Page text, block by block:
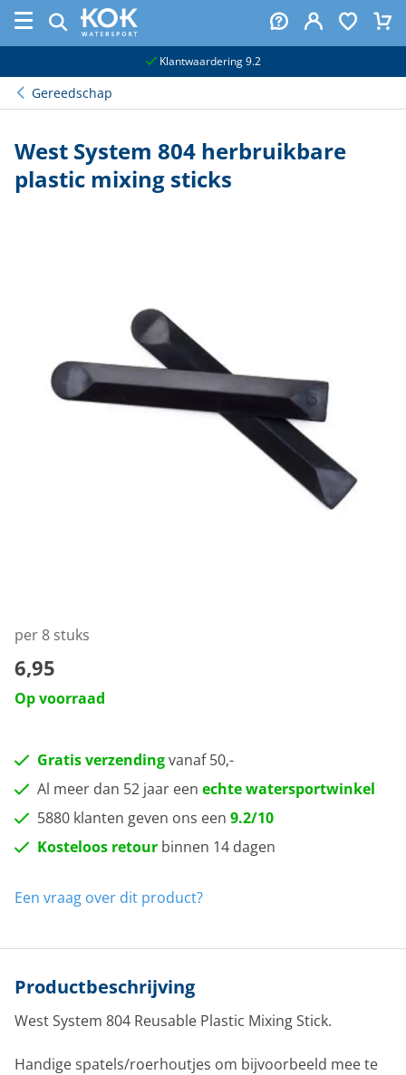
Klantwaardering 9.2
Gereedschap
West System 804 herbruikbare
plastic mixing sticks
per 8 stuks
6,95
Op voorraad
Gratis verzendingvanaf 50,-
Al meer dan 52 jaar een echte watersportwinkel
5880 klanten geven ons een 9.2/10
Kosteloos retour binnen 14 dagen
Een vraag over dit product?
Productbeschrijving
West System 804 Reusable Plastic Mixing Stick.
Handige spatels/roerhoutjes om bijvoorbeeld mee te